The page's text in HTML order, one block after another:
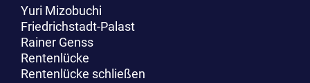
Yuri Mizobuchi
Friedrichstadt-Palast
Rainer Genss
Rentenlücke
Rentenlücke schließen